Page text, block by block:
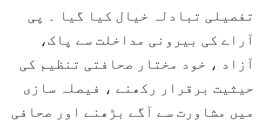
تفصیلی تبادلہ خیال کیا گیا ۔ پی
آراے کی بیرونی مداخلت سے پاک،
آزاد ، خود مختار صحافتی تنظیم کی
حیثیت برقرار رکھنے ، فیصلہ سازی
میں مشاورت سے آگے بڑھنے اور صحافی